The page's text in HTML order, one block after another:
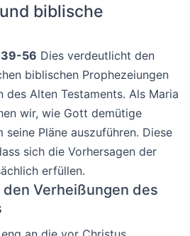
biblische
39-56 Dies verdeutlicht den
biblischen Prophezeiungen
des Alten Testaments. Als Maria
wir, wie Gott demütige
seine Pläne auszuführen. Diese
sich die Vorhersagen der
erfüllen.
Verheißungen des